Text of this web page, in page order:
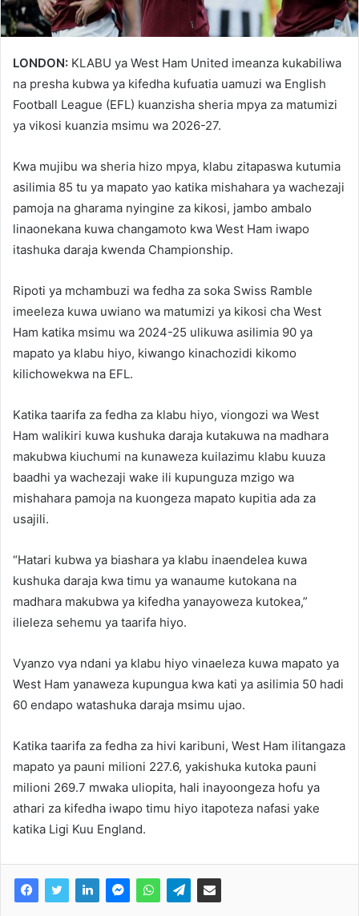
LONDON: KLABU ya West Ham United imeanza kukabiliwa
na presha kubwa ya kifedha kufuatia uamuzi wa English
Football League (EFL) kuanzisha sheria mpya za matumizi
ya vikosi kuanzia msimu wa 2026-27.
Kwa mujibu wa sheria hizo mpya, klabu zitapaswa kutumia
asilimia 85 tu ya mapato yao katika mishahara ya wachezaji
pamoja na gharama nyingine za kikosi, jambo ambalo
linaonekana kuwa changamoto kwa West Ham iwapo
itashuka daraja kwenda Championship.
Ripoti ya mchambuzi wa fedha za soka Swiss Ramble
imeeleza kuwa uwiano wa matumizi ya kikosi cha West
Ham katika msimu wa 2024-25 ulikuwa asilimia 90 ya
mapato ya klabu hiyo, kiwango kinachozidi kikomo
kilichowekwa na EFL.
Katika taarifa za fedha za klabu hiyo, viongozi wa West
Ham walikiri kuwa kushuka daraja kutakuwa na madhara
makubwa kiuchumi na kunaweza kuilazimu klabu kuuza
baadhi ya wachezaji wake ili kupunguza mzigo wa
mishahara pamoja na kuongeza mapato kupitia ada za
usajili.
“Hatari kubwa ya biashara ya klabu inaendelea kuwa
kushuka daraja kwa timu ya wanaume kutokana na
madhara makubwa ya kifedha yanayoweza kutokea,”
ilieleza sehemu ya taarifa hiyo.
Vyanzo vya ndani ya klabu hiyo vinaeleza kuwa mapato ya
West Ham yanaweza kupungua kwa kati ya asilimia 50 hadi
60 endapo watashuka daraja msimu ujao.
Katika taarifa za fedha za hivi karibuni, West Ham ilitangaza
mapato ya pauni milioni 227.6, yakishuka kutoka pauni
milioni 269.7 mwaka uliopita, hali inayoongeza hofu ya
athari za kifedha iwapo timu hiyo itapoteza nafasi yake
katika Ligi Kuu England.